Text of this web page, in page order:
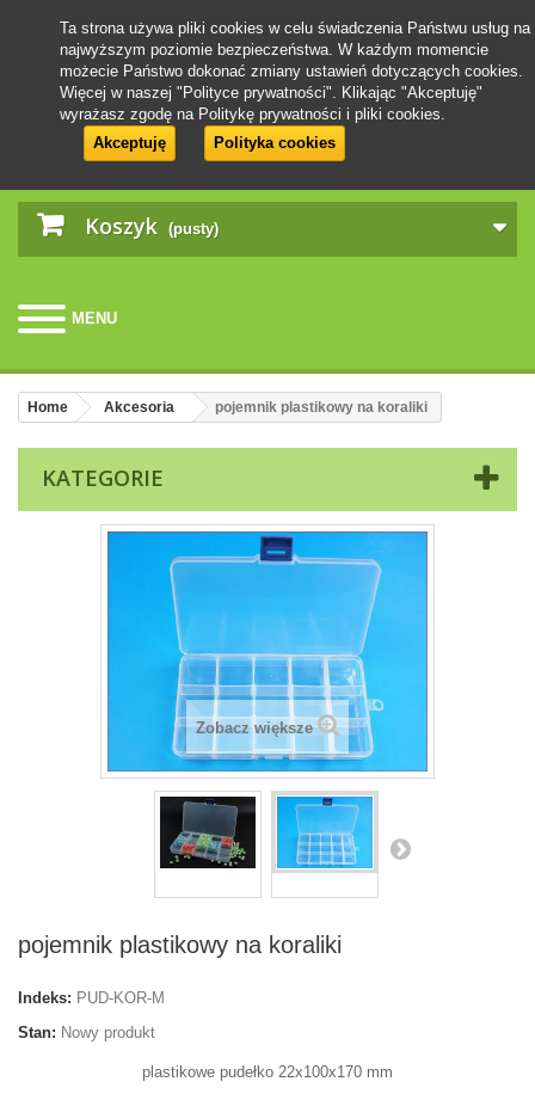
Koszyk (pusty)
MENU
Ta strona używa pliki cookies w celu świadczenia Państwu usług na
najwyższym poziomie bezpieczeństwa. W każdym momencie
możecie Państwo dokonać zmiany ustawień dotyczących cookies.
Więcej w naszej "Polityce prywatności". Klikając "Akceptuję"
wyrażasz zgodę na Politykę prywatności i pliki cookies.
Akceptuję
Polityka cookies
Home Akcesoria pojemnik plastikowy na koraliki
KATEGORIE
Zobacz większe
pojemnik plastikowy na koraliki
Indeks: PUD-KOR-M
Stan: Nowy produkt
plastikowe pudełko 22x100x170 mm